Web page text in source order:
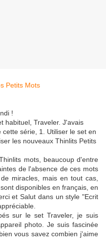
!
habituel, Traveler. J'avais
série, 1. Utiliser le set en
les nouveaux Thinlits Petits
mots, beaucoup d'entre
de l'absence de ces mots
miracles, mais en tout cas,
disponibles en français, en
et Salut dans un style "Ecrit
sur le set Traveler, je suis
photo. Je suis fascinée
vous savez combien j'aime